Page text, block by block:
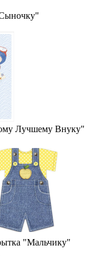
Лучшему Внуку"
"Мальчику"